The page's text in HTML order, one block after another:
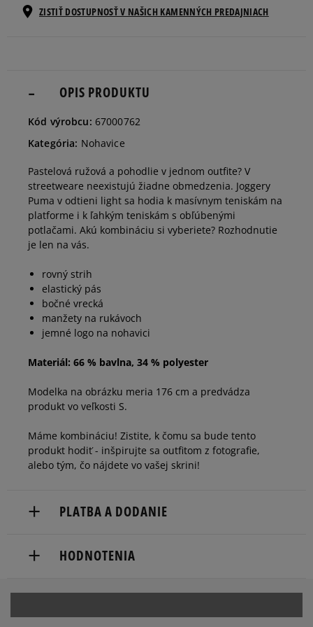
XS
Informovať o
M
Informovať o
dostupnosti
L
Informovať o
dostupnosti
ZISTIŤ DOSTUPNOSŤ V NAŠICH KAMENNÝCH PREDAJNIACH
OPIS PRODUKTU
Kód výrobcu: 67000762
Kategória: Nohavice
Pastelová ružová a pohodlie v jednom outfite? V
streetweare neexistujú žiadne obmedzenia. Joggery
Puma v odtieni light sa hodia k masívnym teniskám na
platforme i k ľahkým teniskám s obľúbenými
potlačami. Akú kombináciu si vyberiete? Rozhodnutie
je len na vás.
rovný strih
elastický pás
bočné vrecká
manžety na rukávoch
jemné logo na nohavici
Materiál: 66 % bavlna, 34 % polyester
Modelka na obrázku meria 176 cm a predvádza
produkt vo veľkosti S.
Máme kombináciu! Zistite, k čomu sa bude tento
produkt hodiť - inšpirujte sa outfitom z fotografie,
alebo tým, čo nájdete vo vašej skrini!
PLATBA A DODANIE
Dostupné spôsoby doručenia:
kuriér,
HODNOTENIA
5.0
hlasov: